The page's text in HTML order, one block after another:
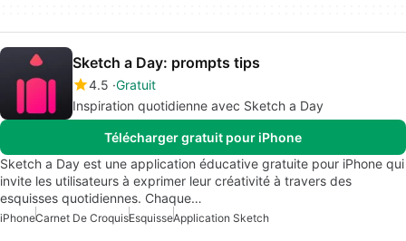
Sketch a Day: prompts tips
4.5 Gratuit
Inspiration quotidienne avec Sketch a Day
Télécharger gratuit pour iPhone
Sketch a Day est une application éducative gratuite pour iPhone qui
invite les utilisateurs à exprimer leur créativité à travers des
esquisses quotidiennes. Chaque…
iPhoneCarnet De CroquisEsquisseApplication Sketch